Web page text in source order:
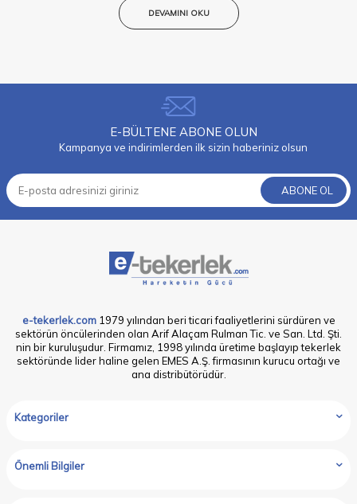
DEVAMINI OKU
E-BÜLTENE ABONE OLUN
Kampanya ve indirimlerden ilk sizin haberiniz olsun
ABONE OL
e-tekerlek.com1979 yılından beri ticari faaliyetlerini sürdüren ve
sektörün öncülerinden olan Arif Alaçam Rulman Tic. ve San. Ltd. Şti.
nin bir kuruluşudur. Firmamız, 1998 yılında üretime başlayıp tekerlek
sektöründe lider haline gelen EMES A.Ş. firmasının kurucu ortağı ve
ana distribütörüdür.
Kategoriler
Önemli Bilgiler